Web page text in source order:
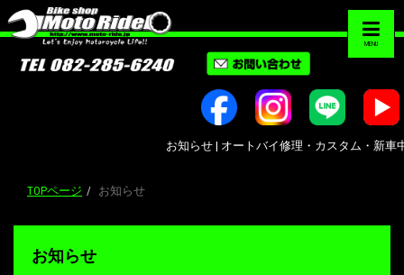
MENU
お知らせ | オートバイ修理・カスタム・新車
TOPページ お知らせ
お知らせ